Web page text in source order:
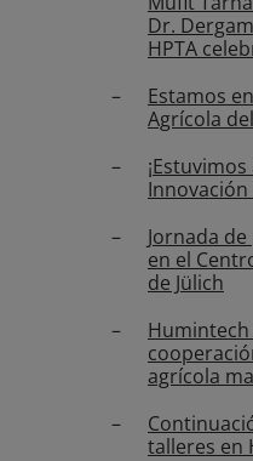
Dr.
HPTA
Estamos
Agrícola
Innovación
Jornada
en el
de Jülich
agrícola
talleres en